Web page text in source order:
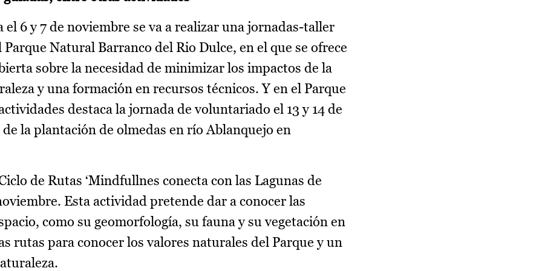
6 y 7 de noviembre se va a realizar una jornadas-taller
Natural Barranco del Rio Dulce, en el que se ofrece
sobre la necesidad de minimizar los impactos de la
y una formación en recursos técnicos. Y en el Parque
destaca la jornada de voluntariado el 13 y 14 de
la plantación de olmedas en río Ablanquejo en
de Rutas ‘Mindfullnes conecta con las Lagunas de
Esta actividad pretende dar a conocer las
como su geomorfología, su fauna y su vegetación en
rutas para conocer los valores naturales del Parque y un